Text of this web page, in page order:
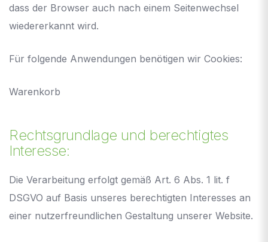
dass der Browser auch nach einem Seitenwechsel
wiedererkannt wird.
Für folgende Anwendungen benötigen wir Cookies:
Warenkorb
Rechtsgrundlage und berechtigtes
Interesse:
Die Verarbeitung erfolgt gemäß Art. 6 Abs. 1 lit. f
DSGVO auf Basis unseres berechtigten Interesses an
einer nutzerfreundlichen Gestaltung unserer Website.